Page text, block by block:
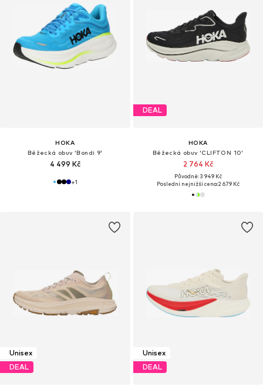
HOKA
Běžecká obuv 'Bondi 9'
4 499 Kč
+1
DEAL
HOKA
Běžecká obuv 'CLIFTON 10'
2 764 Kč
Původně: 3 949 Kč
Poslední nejnižší cena:2 679 Kč
Unisex
DEAL
Unisex
DEAL